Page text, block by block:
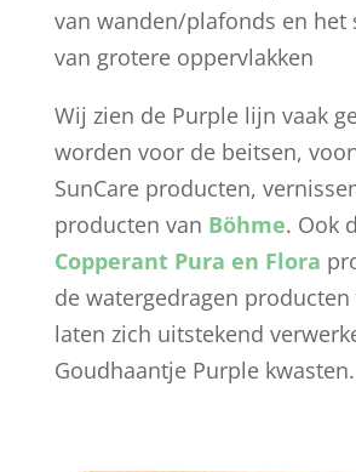
van wanden/plafonds en het
van grotere oppervlakken
Wij zien de Purple lijn vaak
worden voor de beitsen,
SunCare producten,
producten van Böhme. Ook
Copperant Pura en Flora
de watergedragen producten
laten zich uitstekend
Goudhaantje Purple kwasten.